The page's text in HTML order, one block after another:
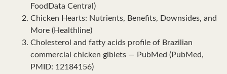
FoodData Central)
Chicken Hearts: Nutrients, Benefits, Downsides, and
More (Healthline)
Cholesterol and fatty acids profile of Brazilian
commercial chicken giblets — PubMed (PubMed,
PMID: 12184156)